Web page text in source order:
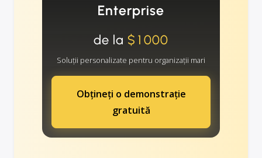
Enterprise
de la $1000
Soluții personalizate pentru organizații mari
Obțineți o demonstrație
gratuită